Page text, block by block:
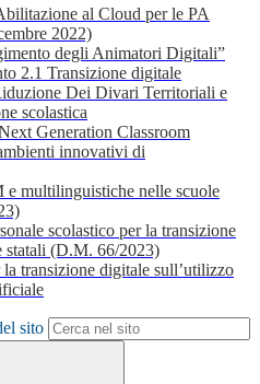
al Cloud per le PA
2022)
degli Animatori Digitali”
2.1 Transizione digitale
Dei Divari Territoriali e
scolastica
Generation Classroom
innovativi di
e multilinguistiche nelle scuole
scolastico per la transizione
statali (D.M. 66/2023)
transizione digitale sull’utilizzo
sito